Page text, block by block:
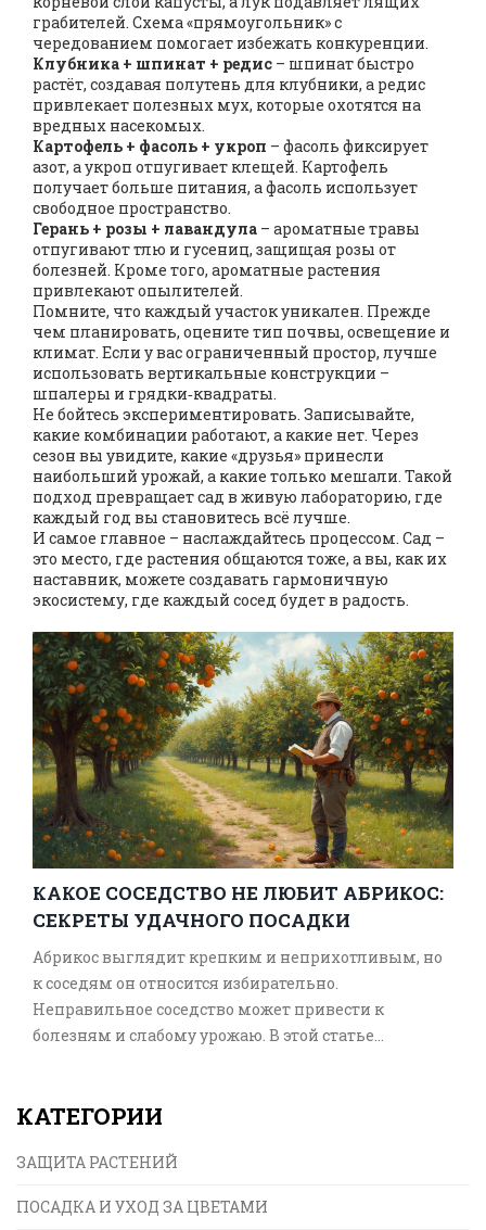
грабителей. Схема «прямоугольник» с
чередованием помогает избежать конкуренции.
Клубника + шпинат + редис – шпинат быстро
растёт, создавая полутень для клубники, а редис
привлекает полезных мух, которые охотятся на
вредных насекомых.
Картофель + фасоль + укроп – фасоль фиксирует
азот, а укроп отпугивает клещей. Картофель
получает больше питания, а фасоль использует
свободное пространство.
Герань + розы + лавандула – ароматные травы
отпугивают тлю и гусениц, защищая розы от
болезней. Кроме того, ароматные растения
привлекают опылителей.
Помните, что каждый участок уникален. Прежде
чем планировать, оцените тип почвы, освещение и
климат. Если у вас ограниченный простор, лучше
использовать вертикальные конструкции –
шпалеры и грядки‑квадраты.
Не бойтесь экспериментировать. Записывайте,
какие комбинации работают, а какие нет. Через
сезон вы увидите, какие «друзья» принесли
наибольший урожай, а какие только мешали. Такой
подход превращает сад в живую лабораторию, где
каждый год вы становитесь всё лучше.
И самое главное – наслаждайтесь процессом. Сад –
это место, где растения общаются тоже, а вы, как их
наставник, можете создавать гармоничную
экосистему, где каждый сосед будет в радость.
КАКОЕ СОСЕДСТВО НЕ ЛЮБИТ АБРИКОС:
СЕКРЕТЫ УДАЧНОГО ПОСАДКИ
Абрикос выглядит крепким и неприхотливым, но
к соседям он относится избирательно.
Неправильное соседство может привести к
болезням и слабому урожаю. В этой статье
распланировать фруктовый сад. Приведу советы,
годом. Даже опытные садоводы иногда
«абрикосового врага».
КАТЕГОРИИ
ЗАЩИТА РАСТЕНИЙ
ПОСАДКА И УХОД ЗА ЦВЕТАМИ